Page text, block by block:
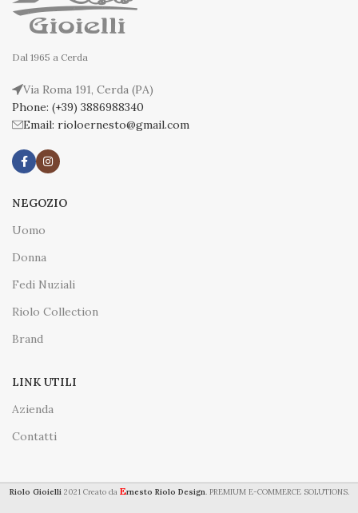
Dal 1965 a Cerda
Via Roma 191, Cerda (PA)
Phone: (+39) 3886988340
Email: rioloernesto@gmail.com
NEGOZIO
Uomo
Donna
Fedi Nuziali
Riolo Collection
Brand
LINK UTILI
Azienda
Contatti
Riolo Gioielli 2021 Creato da Ernesto Riolo Design. PREMIUM E-COMMERCE SOLUTIONS.